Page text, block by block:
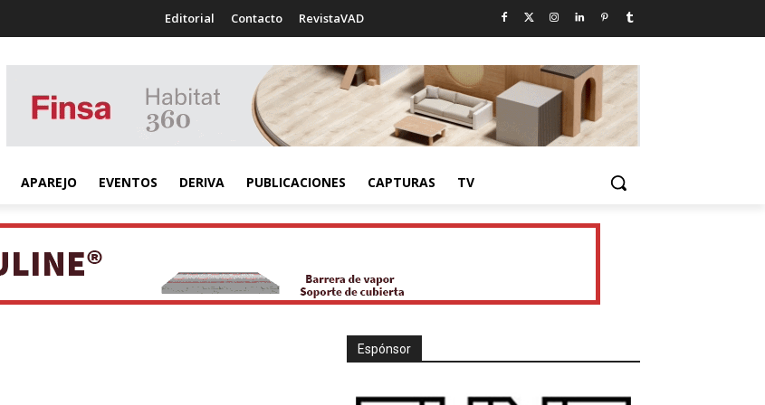
Editorial Contacto RevistaVAD
APAREJO EVENTOS DERIVA PUBLICACIONES CAPTURAS TV
Espónsor